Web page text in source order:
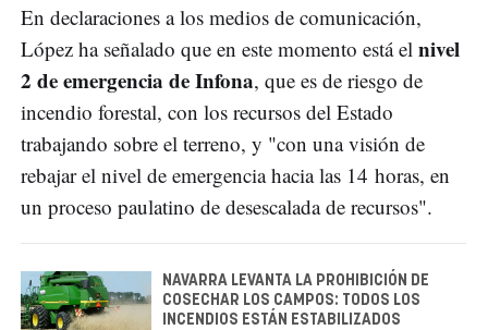
En declaraciones a los medios de comunicación,
López ha señalado que en este momento está el nivel
2 de emergencia de Infona, que es de riesgo de
incendio forestal, con los recursos del Estado
trabajando sobre el terreno, y "con una visión de
rebajar el nivel de emergencia hacia las 14 horas, en
un proceso paulatino de desescalada de recursos".
NAVARRA LEVANTA LA PROHIBICIÓN DE
COSECHAR LOS CAMPOS: TODOS LOS
INCENDIOS ESTÁN ESTABILIZADOS